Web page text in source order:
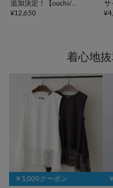
¥12,650
¥
着心地
￥1,000クーポン